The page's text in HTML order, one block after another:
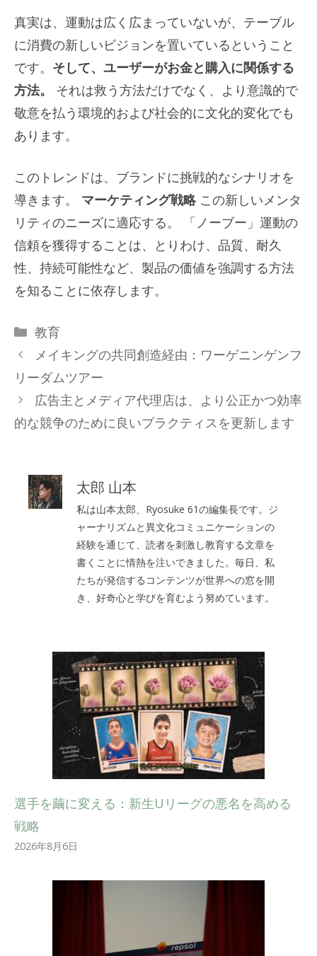
真実は、運動は広く広まっていないが、テーブル
に消費の新しいビジョンを置いているということ
です。 そして、ユーザーがお金と購入に関係する
方法。
それは救う方法だけでなく、より意識的で
敬意を払う環境的および社会的に文化的変化でも
あります。
このトレンドは、ブランドに挑戦的なシナリオを
導きます。 マーケティング戦略 この新しいメンタ
リティのニーズに適応する。 「ノーブー」運動の
信頼を獲得することは、とりわけ、品質、耐久
性、持続可能性など、製品の価値を強調する方法
を知ることに依存します。
カ
テ
リ
ー
教育
メイキングの共同創造経由：ワーゲニンゲンフ
リーダムツアー
広告主とメディア代理店は、より公正かつ効率
的な競争のために良いプラクティスを更新します
太郎 山本
私は山本太郎、Ryosuke 61の編集長です。ジ
ャーナリズムと異文化コミュニケーションの
経験を通じて、読者を刺激し教育する文章を
書くことに情熱を注いできました。毎日、私
たちが発信するコンテンツが世界への窓を開
き、好奇心と学びを育むよう努めています。
選手を繭に変える：新生Uリーグの悪名を高める
戦略
2026年8月6日